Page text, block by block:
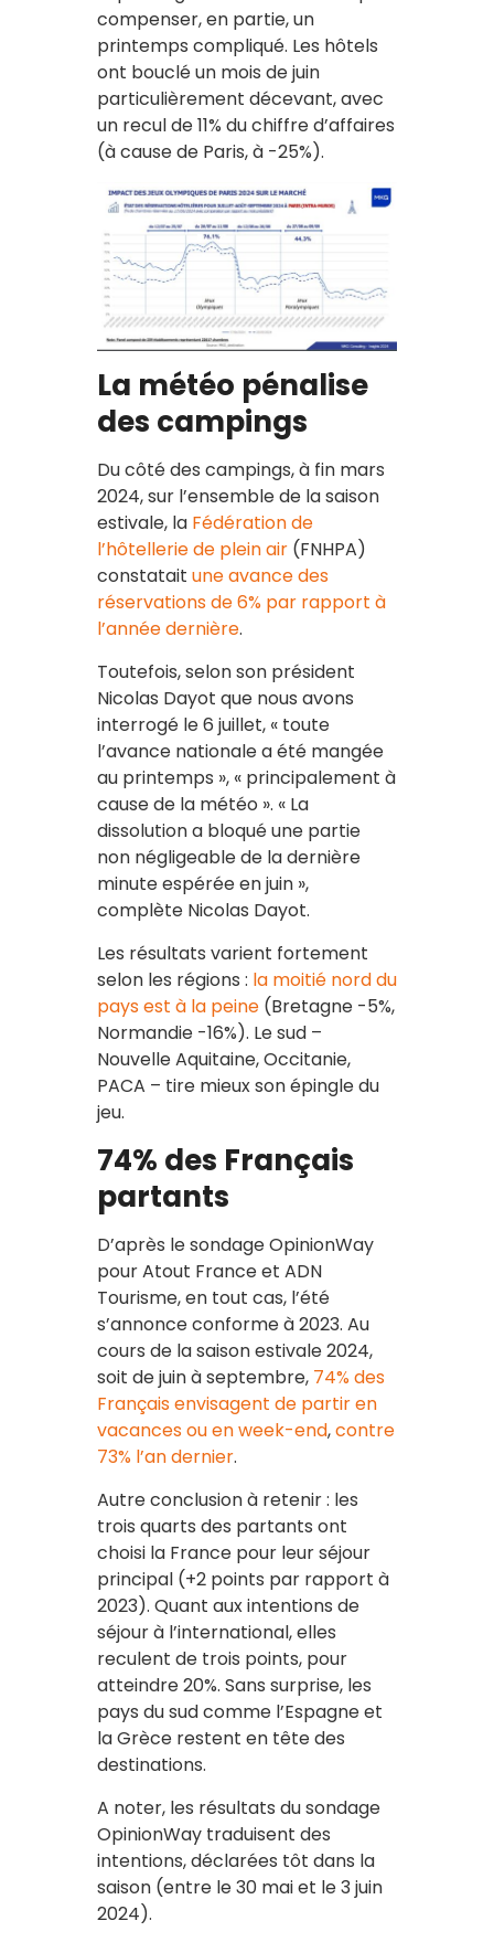
compenser, en partie, un
printemps compliqué. Les hôtels
ont bouclé un mois de juin
particulièrement décevant, avec
un recul de 11% du chiffre d’affaires
(à cause de Paris, à -25%).
La météo pénalise
des campings
Du côté des campings, à fin mars
2024, sur l’ensemble de la saison
estivale, la Fédération de
l’hôtellerie de plein air (FNHPA)
constatait une avance des
réservations de 6% par rapport à
l’année dernière.
Toutefois, selon son président
Nicolas Dayot que nous avons
interrogé le 6 juillet, « toute
l’avance nationale a été mangée
au printemps », « principalement à
cause de la météo ». « La
dissolution a bloqué une partie
non négligeable de la dernière
minute espérée en juin »,
complète Nicolas Dayot.
Les résultats varient fortement
selon les régions : la moitié nord du
pays est à la peine (Bretagne -5%,
Normandie -16%). Le sud –
Nouvelle Aquitaine, Occitanie,
PACA – tire mieux son épingle du
jeu.
74% des Français
partants
D’après le sondage OpinionWay
pour Atout France et ADN
Tourisme, en tout cas, l’été
s’annonce conforme à 2023. Au
cours de la saison estivale 2024,
soit de juin à septembre, 74% des
Français envisagent de partir en
vacances ou en week-end,contre
73% l’an dernier.
Autre conclusion à retenir : les
trois quarts des partants ont
choisi la France pour leur séjour
principal (+2 points par rapport à
2023). Quant aux intentions de
séjour à l’international, elles
reculent de trois points, pour
atteindre 20%. Sans surprise, les
pays du sud comme l’Espagne et
la Grèce restent en tête des
destinations.
A noter, les résultats du sondage
OpinionWay traduisent des
intentions, déclarées tôt dans la
saison (entre le 30 mai et le 3 juin
2024).